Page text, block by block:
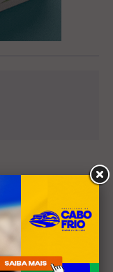
lança
redação para
ensino médio